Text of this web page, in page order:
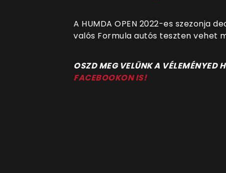
A HUMDA OPEN 2022-es szezonja
valós Formula autós teszten vehet
OSZD MEG VELÜNK A VÉLEMÉNYED
FACEBOOKON IS!